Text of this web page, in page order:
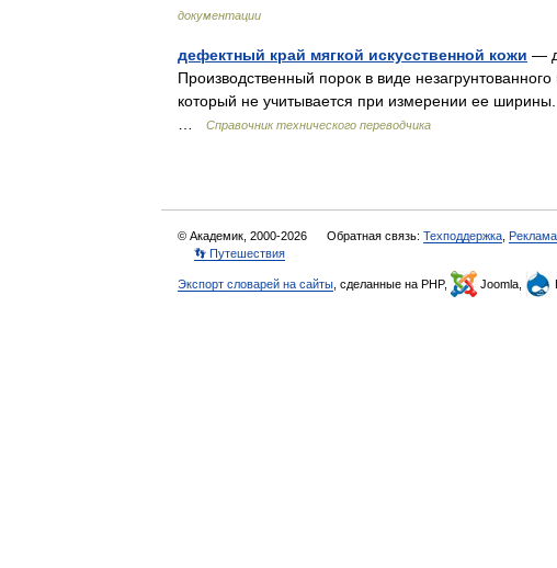
документации
дефектный край мягкой искусственной кожи —
Производственный порок в виде
который не учитывается при измерении ее
Справочник технического переводчика
© Академик, 2000-2026 Обратная связь: Техподдержка
👣 Путешествия
Экспорт словарей на сайты , сделанные на PHP, Joomla,